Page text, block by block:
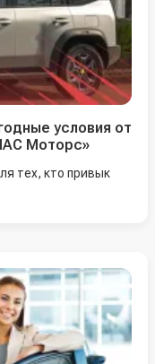
условия от
Моторс»
тех, кто привык